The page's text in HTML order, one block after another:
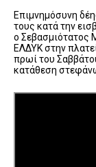
Επιμνημόσυνη
τους κατά την
ο Σεβασμιότατος
ΕΛΔΥΚ στην
πρωί του
κατάθεση